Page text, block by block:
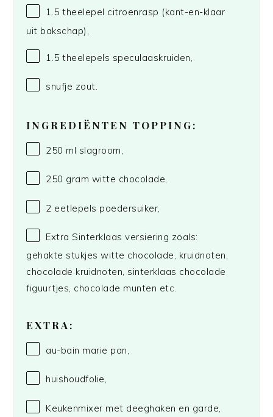
1.5 theelepel citroenrasp (kant-en-klaar
uit bakschap),
1.5 theelepels speculaaskruiden,
snufje zout.
INGREDIËNTEN TOPPING:
250 ml slagroom,
250 gram witte chocolade,
2 eetlepels poedersuiker,
Extra Sinterklaas versiering zoals:
gehakte stukjes witte chocolade, kruidnoten,
chocolade kruidnoten, sinterklaas chocolade
figuurtjes, chocolade munten etc.
EXTRA:
au-bain marie pan,
huishoudfolie,
Keukenmixer met deeghaken en garde,